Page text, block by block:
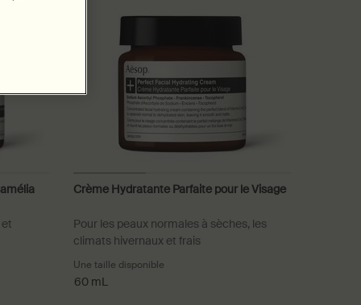
Crème Hydratante Parfaite pour le Visage
Pour les peaux normales à sèches, les
climats hivernaux et frais
Une taille disponible
60 mL